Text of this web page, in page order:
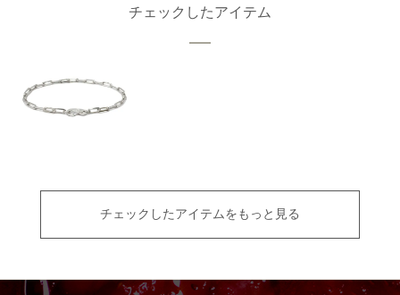
チェックしたアイテム
チェックしたアイテムをもっと見る